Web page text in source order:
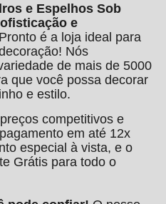
e Espelhos Sob
e
é a loja ideal para
Nós
de mais de 5000
que você possa decorar
e estilo.
competitivos e
em até 12x
especial à vista, e o
Grátis para todo o